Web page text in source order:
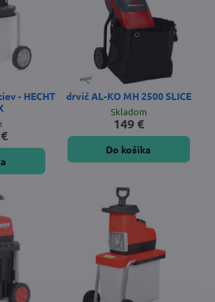
- HECHT
drvič AL-KO MH 2500 SLICE
Skladom
149 €
Do košíka